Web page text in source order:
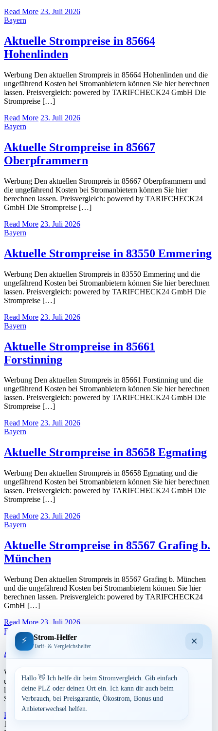
Read More 23. Juli 2026
Bayern
Aktuelle Strompreise in 85664
Hohenlinden
Werbung Den aktuellen Strompreis in 85664 Hohenlinden und die
ungefährend Kosten bei Stromanbietern können Sie hier berechnen
lassen. Preisvergleich: powered by TARIFCHECK24 GmbH Die
Strompreise […]
Read More 23. Juli 2026
Bayern
Aktuelle Strompreise in 85667
Oberpframmern
Werbung Den aktuellen Strompreis in 85667 Oberpframmern und
die ungefährend Kosten bei Stromanbietern können Sie hier
berechnen lassen. Preisvergleich: powered by TARIFCHECK24
GmbH Die Strompreise […]
Read More 23. Juli 2026
Bayern
Aktuelle Strompreise in 83550 Emmering
Werbung Den aktuellen Strompreis in 83550 Emmering und die
ungefährend Kosten bei Stromanbietern können Sie hier berechnen
lassen. Preisvergleich: powered by TARIFCHECK24 GmbH Die
Strompreise […]
Read More 23. Juli 2026
Bayern
Aktuelle Strompreise in 85661
Forstinning
Werbung Den aktuellen Strompreis in 85661 Forstinning und die
ungefährend Kosten bei Stromanbietern können Sie hier berechnen
lassen. Preisvergleich: powered by TARIFCHECK24 GmbH Die
Strompreise […]
Read More 23. Juli 2026
Bayern
Aktuelle Strompreise in 85658 Egmating
Werbung Den aktuellen Strompreis in 85658 Egmating und die
ungefährend Kosten bei Stromanbietern können Sie hier berechnen
lassen. Preisvergleich: powered by TARIFCHECK24 GmbH Die
Strompreise […]
Read More 23. Juli 2026
Bayern
Aktuelle Strompreise in 85567 Grafing b.
München
Werbung Den aktuellen Strompreis in 85567 Grafing b. München
und die ungefährend Kosten bei Stromanbietern können Sie hier
berechnen lassen. Preisvergleich: powered by TARIFCHECK24
GmbH […]
Read More 23. Juli 2026
Bayern
Aktuelle Strompreise in 85586 Poing
Werbung Den aktuellen Strompreis in 85586 Poing und die
ungefährend Kosten bei Stromanbietern können Sie hier berechnen
lassen. Preisvergleich: powered by TARIFCHECK24 GmbH Die
Strompreise […]
Read More
Seitennummerierung
1
⚡ Strom-Helfer
Tarif- & Vergleichshelfer ×
Hallo 👋 Ich helfe dir beim Stromvergleich. Gib einfach
deine PLZ oder deinen Ort ein. Ich kann dir auch beim
Verbrauch, bei Preisgarantie, Ökostrom, Bonus und
Anbieterwechsel helfen.